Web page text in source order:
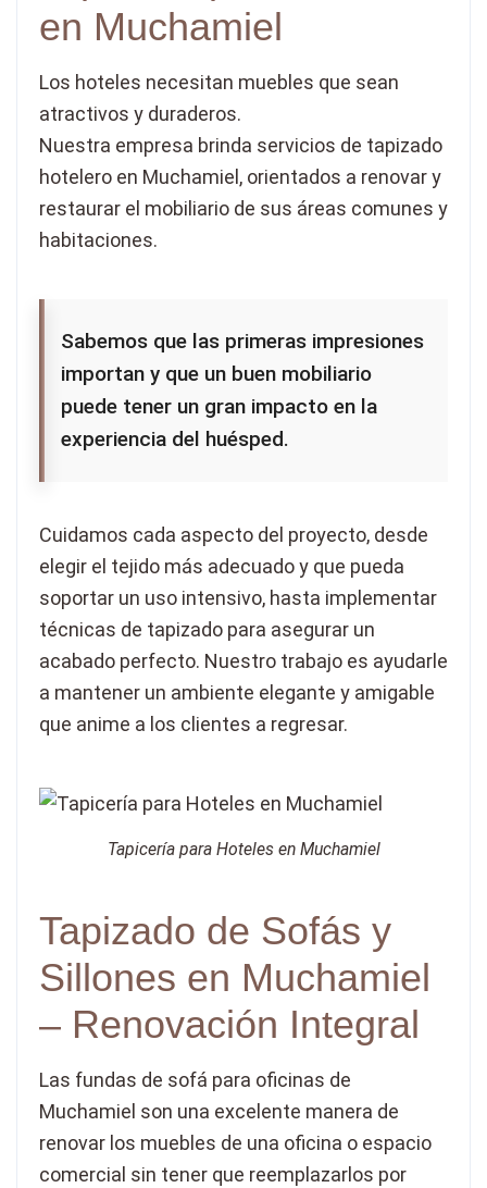
en Muchamiel
Los hoteles necesitan muebles que sean
atractivos y duraderos.
Nuestra empresa brinda servicios de tapizado
hotelero en Muchamiel, orientados a renovar y
restaurar el mobiliario de sus áreas comunes y
habitaciones.
Sabemos que las primeras impresiones
importan y que un buen mobiliario
puede tener un gran impacto en la
experiencia del huésped.
Cuidamos cada aspecto del proyecto, desde
elegir el tejido más adecuado y que pueda
soportar un uso intensivo, hasta implementar
técnicas de tapizado para asegurar un
acabado perfecto. Nuestro trabajo es ayudarle
a mantener un ambiente elegante y amigable
que anime a los clientes a regresar.
Tapicería para Hoteles en Muchamiel
Tapizado de Sofás y
Sillones en Muchamiel
– Renovación Integral
Las fundas de sofá para oficinas de
Muchamiel son una excelente manera de
renovar los muebles de una oficina o espacio
comercial sin tener que reemplazarlos por